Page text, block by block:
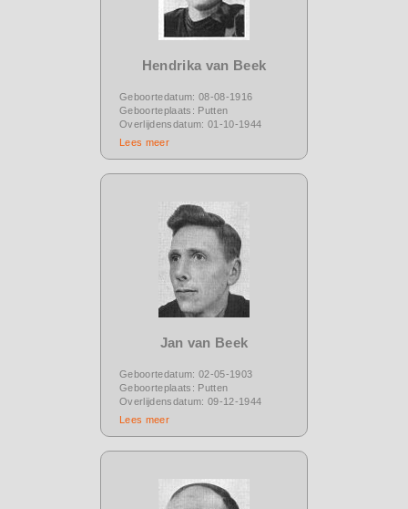
Hendrika van Beek
Geboortedatum: 08-08-1916
Geboorteplaats: Putten
Overlijdensdatum: 01-10-1944
Lees meer
Jan van Beek
Geboortedatum: 02-05-1903
Geboorteplaats: Putten
Overlijdensdatum: 09-12-1944
Lees meer